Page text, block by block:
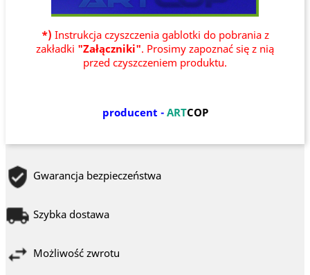
*) Instrukcja czyszczenia gablotki do pobrania z
zakładki "Załączniki". Prosimy zapoznać się z nią
przed czyszczeniem produktu.
producent - ARTCOP
Gwarancja bezpieczeństwa
Szybka dostawa
Możliwość zwrotu